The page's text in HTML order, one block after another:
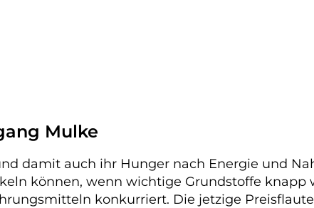
Mulke
damit auch ihr Hunger nach Energie und
können, wenn wichtige Grundstoffe knapp
konkurriert. Die jetzige